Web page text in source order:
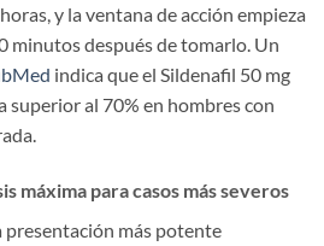
y la ventana de acción empieza
minutos después de tomarlo. Un
indica que el Sildenafil 50 mg
superior al 70% en hombres con
máxima para casos más severos
presentación más potente